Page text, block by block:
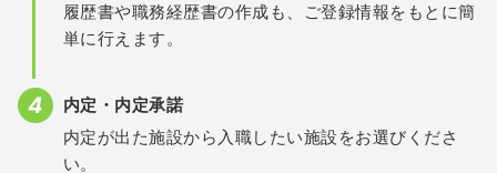
履歴書や職務経歴書の作成も、ご登録情報をもとに簡
単に行えます。
内定・内定承諾
内定が出た施設から入職したい施設をお選びくださ
い。